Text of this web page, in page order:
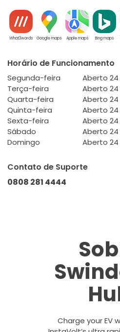
What3words Google maps Apple maps Bing maps
Horário de Funcionamento
Segunda-feira
Aberto 24
Terça-feira
Aberto 24
Quarta-feira
Aberto 24
Quinta-feira
Aberto 24
Sexta-feira
Aberto 24
Sábado
Aberto 24
Domingo
Aberto 24
Contato de Suporte
0808 281 4444
Charge your EV